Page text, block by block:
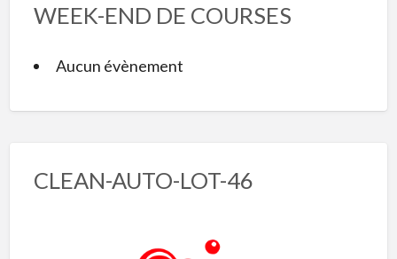
WEEK-END DE COURSES
Aucun évènement
CLEAN-AUTO-LOT-46